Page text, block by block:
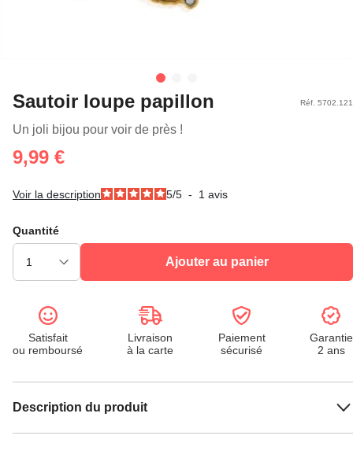
Sautoir loupe papillon
Un joli bijou pour voir de près !
Réf. 5702.121
9,99 €
Voir la description 5/5 - 1 avis
Quantité
Ajouter au panier
Satisfait
ou remboursé
Livraison
à la carte
Paiement
sécurisé
Garantie
2 ans
Description du produit